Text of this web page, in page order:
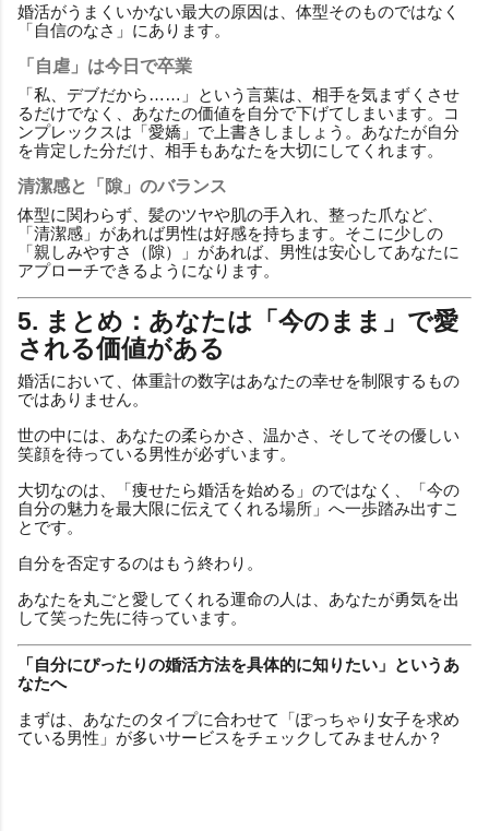
婚活がうまくいかない最大の原因は、体型そのものではなく
「自信のなさ」にあります。
「自虐」は今日で卒業
「私、デブだから……」という言葉は、相手を気まずくさせ
るだけでなく、あなたの価値を自分で下げてしまいます。コ
ンプレックスは「愛嬌」で上書きしましょう。あなたが自分
を肯定した分だけ、相手もあなたを大切にしてくれます。
清潔感と「隙」のバランス
体型に関わらず、髪のツヤや肌の手入れ、整った爪など、
「清潔感」があれば男性は好感を持ちます。そこに少しの
「親しみやすさ（隙）」があれば、男性は安心してあなたに
アプローチできるようになります。
5. まとめ：あなたは「今のまま」で愛
される価値がある
婚活において、体重計の数字はあなたの幸せを制限するもの
ではありません。
世の中には、あなたの柔らかさ、温かさ、そしてその優しい
笑顔を待っている男性が必ずいます。
大切なのは、「痩せたら婚活を始める」のではなく、「今の
自分の魅力を最大限に伝えてくれる場所」へ一歩踏み出すこ
とです。
自分を否定するのはもう終わり。
あなたを丸ごと愛してくれる運命の人は、あなたが勇気を出
して笑った先に待っています。
「自分にぴったりの婚活方法を具体的に知りたい」というあ
なたへ
まずは、あなたのタイプに合わせて「ぽっちゃり女子を求め
ている男性」が多いサービスをチェックしてみませんか？